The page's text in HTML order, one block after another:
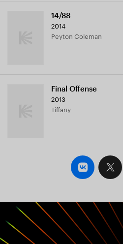
14/88
2014
Peyton Coleman
Final Offense
2013
Tiffany